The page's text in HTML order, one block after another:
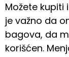
Možete kupiti
je važno da
bagova, da
korišćen.